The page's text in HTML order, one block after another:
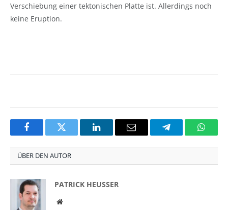
Verschiebung einer tektonischen Platte ist. Allerdings noch
keine Eruption.
FacebookTwitter LinkedInEmail Telegram
ÜBER DEN AUTOR
PATRICK HEUSSER
Website